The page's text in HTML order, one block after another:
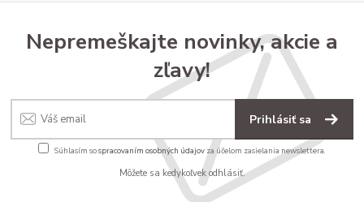
Nepremeškajte novinky, akcie a
zľavy!
Prihlásiť sa
Súhlasím sospracovaním osobných údajov za účelom zasielania newslettera.
Môžete sa kedykoľvek odhlásiť.